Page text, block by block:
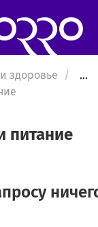
здоровье
...
питание